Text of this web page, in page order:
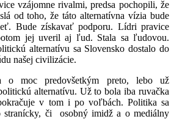
vzájomne rivalmi, predsa pochopili, že
od toho, že táto alternatívna vízia bude
Bude získavať podporu. Lídri pravice
jej uveril aj ľud. Stala sa ľudovou.
alternatívu sa Slovensko dostalo do
našej civilizácie.
o moc predovšetkým preto, lebo už
alternatívu. Už to bola iba ruvačka
v tom i po voľbách. Politika sa
stranícky, či osobný imidž a o mediálny